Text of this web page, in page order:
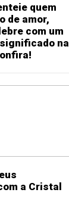
quem
de amor,
com um
na
a Cristal